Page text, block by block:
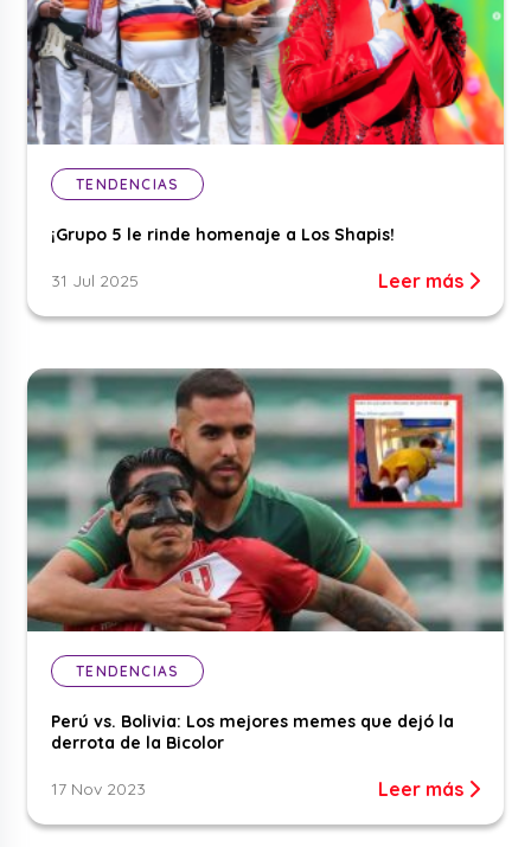
TENDENCIAS
¡Grupo 5 le rinde homenaje a Los Shapis!
31 Jul 2025 Leer más
TENDENCIAS
Perú vs. Bolivia: Los mejores memes que dejó la
derrota de la Bicolor
17 Nov 2023 Leer más